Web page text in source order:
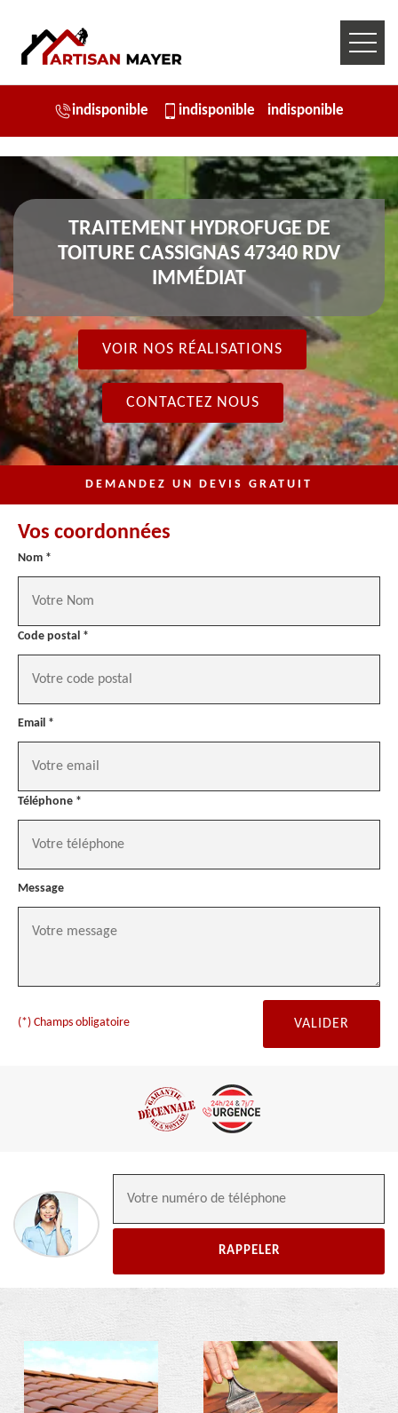
indisponible indisponible indisponible
TRAITEMENT HYDROFUGE DE
TOITURE CASSIGNAS 47340 RDV
IMMÉDIAT
VOIR NOS RÉALISATIONS
CONTACTEZ NOUS
DEMANDEZ UN DEVIS GRATUIT
Vos coordonnées
Nom *
Code postal *
Email *
Téléphone *
Message
(*) Champs obligatoire